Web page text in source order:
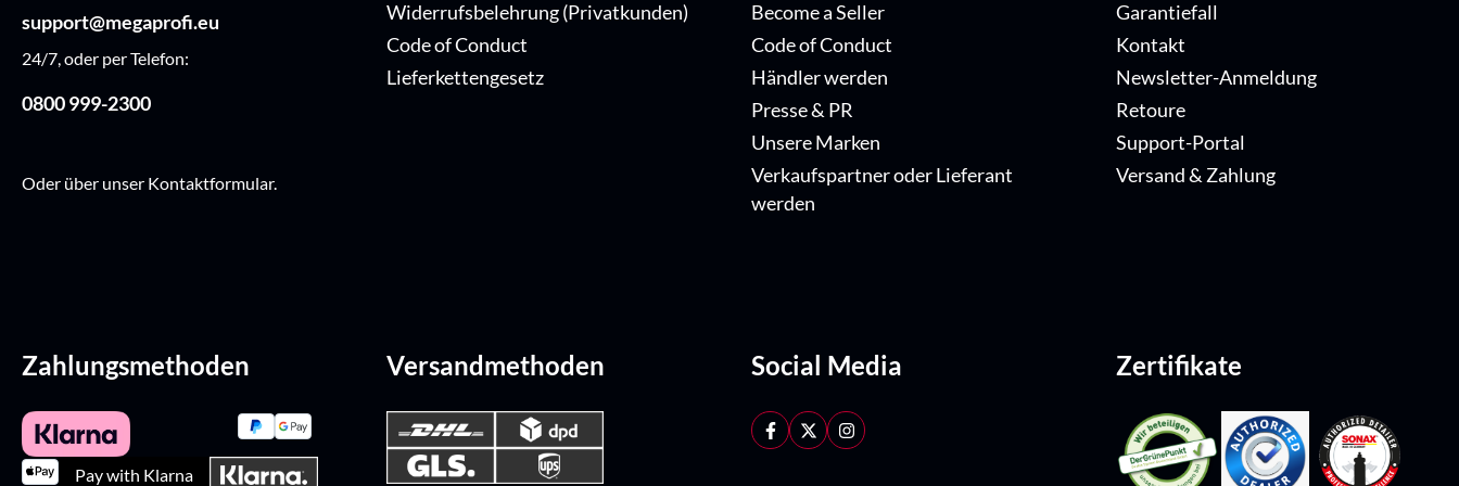
support@megaprofi.eu
24/7, oder per Telefon:
0800 999-2300
Oder über unser Kontaktformular.
Widerrufsbelehrung (Privatkunden)
Code of Conduct
Lieferkettengesetz
Become a Seller
Code of Conduct
Händler werden
Presse & PR
Unsere Marken
Verkaufspartner oder Lieferant
werden
Garantiefall
Kontakt
Newsletter-Anmeldung
Retoure
Support-Portal
Versand & Zahlung
Zahlungsmethoden
Pay with Klarna
Versandmethoden Social Media Zertifikate